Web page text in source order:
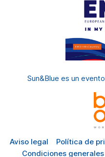
Sun&Blue es un evento
Aviso legal Política de
Condiciones generales